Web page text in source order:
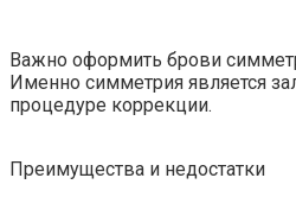
Важно оформить брови
Именно симметрия является
процедуре коррекции.
Преимущества и недостатки